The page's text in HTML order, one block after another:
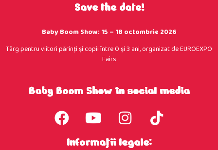
Save the date!
Baby Boom Show: 15 – 18 octombrie 2026
Târg pentru viitori părinţi şi copii între 0 şi 3 ani, organizat de EUROEXPO
Fairs
Baby Boom Show în social media
Informații legale: